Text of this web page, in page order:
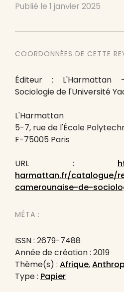
Publié le 1 janvier 2025
COORDONNÉES DE CETTE
Éditeur :
Sociologie de l'Université
L'Harmattan
5-7, rue de l'École
F-75005 Paris
URL :
harmattan.fr/catalogue/
camerounaise-de-
MÉTA :
ISSN : 2679-7488
Année de création : 2019
Thème(s) : Afrique,
Type : Papier